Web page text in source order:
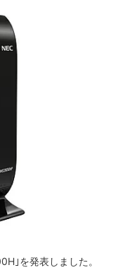
｣を発表しました。